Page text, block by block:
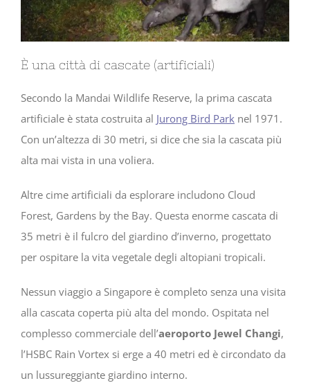
È una città di cascate (artificiali)
Secondo la Mandai Wildlife Reserve, la prima cascata
artificiale è stata costruita al Jurong Bird Park nel 1971.
Con un’altezza di 30 metri, si dice che sia la cascata più
alta mai vista in una voliera.
Altre cime artificiali da esplorare includono Cloud
Forest, Gardens by the Bay. Questa enorme cascata di
35 metri è il fulcro del giardino d’inverno, progettato
per ospitare la vita vegetale degli altopiani tropicali.
Nessun viaggio a Singapore è completo senza una visita
alla cascata coperta più alta del mondo. Ospitata nel
complesso commerciale dell’aeroporto Jewel Changi,
l’HSBC Rain Vortex si erge a 40 metri ed è circondato da
un lussureggiante giardino interno.